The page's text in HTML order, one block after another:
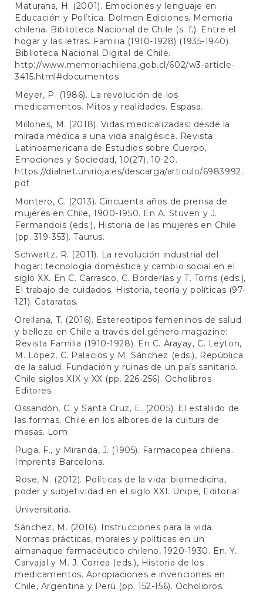
Maturana, H. (2001). Emociones y lenguaje en
Educación y Política. Dolmen Ediciones. Memoria
chilena. Biblioteca Nacional de Chile (s. f.). Entre el
hogar y las letras. Familia (1910-1928) (1935-1940).
Biblioteca Nacional Digital de Chile.
http://www.memoriachilena.gob.cl/602/w3-article-
3415.html#documentos
Meyer, P. (1986). La revolución de los
medicamentos. Mitos y realidades. Espasa.
Millones, M. (2018). Vidas medicalizadas: desde la
mirada médica a una vida analgésica. Revista
Latinoamericana de Estudios sobre Cuerpo,
Emociones y Sociedad, 10(27), 10-20.
https://dialnet.unirioja.es/descarga/articulo/6983992.
pdf
Montero, C. (2013). Cincuenta años de prensa de
mujeres en Chile, 1900-1950. En A. Stuven y J.
Fermandois (eds.), Historia de las mujeres en Chile
(pp. 319-353). Taurus.
Schwartz, R. (2011). La revolución industrial del
hogar: tecnología doméstica y cambio social en el
siglo XX. En C. Carrasco, C. Borderías y T. Torns (eds.),
El trabajo de cuidados. Historia, teoría y políticas (97-
121). Cataratas.
Orellana, T. (2016). Estereotipos femeninos de salud
y belleza en Chile a través del género magazine:
Revista Familia (1910-1928). En C. Arayay, C. Leyton,
M. López, C. Palacios y M. Sánchez (eds.), República
de la salud. Fundación y ruinas de un país sanitario.
Chile siglos XIX y XX (pp. 226-256). Ocholibros
Editores.
Ossandón, C. y Santa Cruz, E. (2005). El estallido de
las formas. Chile en los albores de la cultura de
masas. Lom.
Puga, F., y Miranda, J. (1905). Farmacopea chilena.
Imprenta Barcelona.
Rose, N. (2012). Políticas de la vida: biomedicina,
poder y subjetividad en el siglo XXI. Unipe, Editorial
Universitaria.
Sánchez, M. (2016). Instrucciones para la vida.
Normas prácticas, morales y políticas en un
almanaque farmacéutico chileno, 1920-1930. En. Y.
Carvajal y M. J. Correa (eds.), Historia de los
medicamentos. Apropiaciones e invenciones en
Chile, Argentina y Perú (pp. 152-156). Ocholibros.